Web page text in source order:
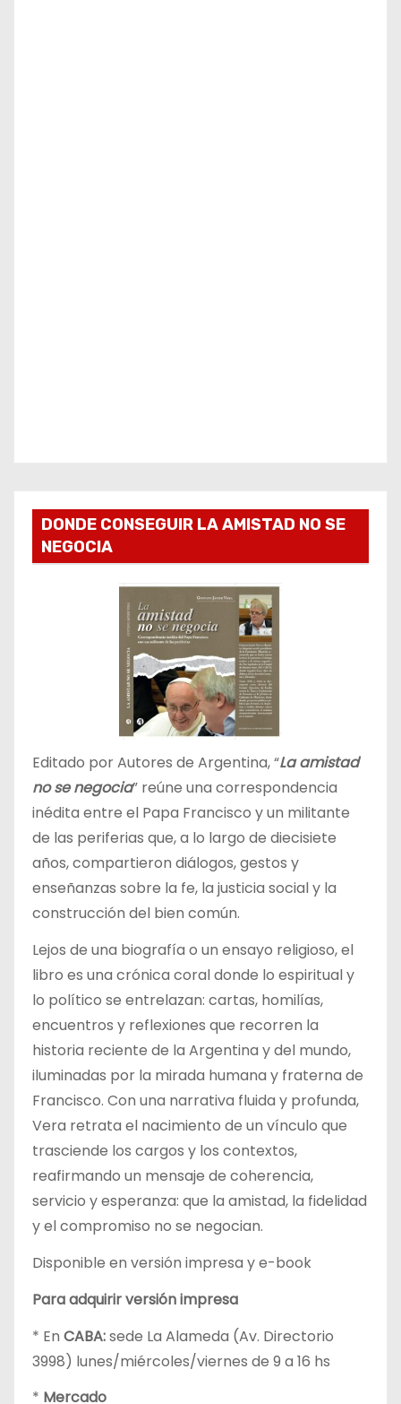
DONDE CONSEGUIR LA AMISTAD NO SE
NEGOCIA
Editado por Autores de Argentina, “La amistad
no se negocia” reúne una correspondencia
inédita entre el Papa Francisco y un militante
de las periferias que, a lo largo de diecisiete
años, compartieron diálogos, gestos y
enseñanzas sobre la fe, la justicia social y la
construcción del bien común.
Lejos de una biografía o un ensayo religioso, el
libro es una crónica coral donde lo espiritual y
lo político se entrelazan: cartas, homilías,
encuentros y reflexiones que recorren la
historia reciente de la Argentina y del mundo,
iluminadas por la mirada humana y fraterna de
Francisco. Con una narrativa fluida y profunda,
Vera retrata el nacimiento de un vínculo que
trasciende los cargos y los contextos,
reafirmando un mensaje de coherencia,
servicio y esperanza: que la amistad, la fidelidad
y el compromiso no se negocian.
Disponible en versión impresa y e-book
Para adquirir versión impresa
* En CABA:sede La Alameda (Av. Directorio
3998) lunes/miércoles/viernes de 9 a 16 hs
* Mercado